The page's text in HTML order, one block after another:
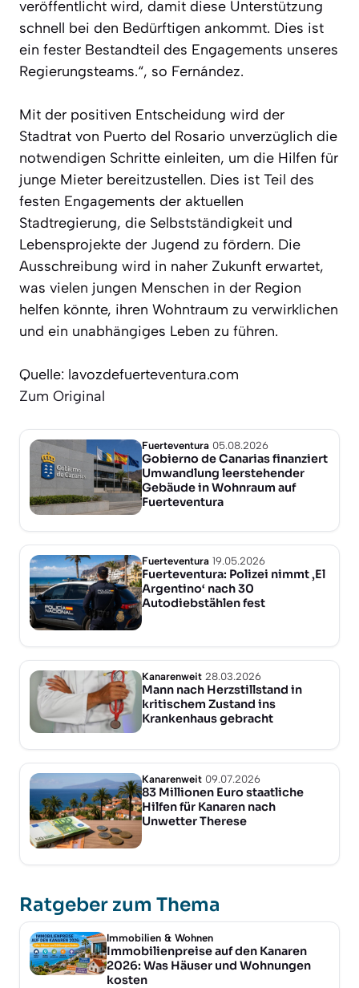
veröffentlicht wird, damit diese Unterstützung
schnell bei den Bedürftigen ankommt. Dies ist
ein fester Bestandteil des Engagements unseres
Regierungsteams.“, so Fernández.
Mit der positiven Entscheidung wird der
Stadtrat von Puerto del Rosario unverzüglich die
notwendigen Schritte einleiten, um die Hilfen für
junge Mieter bereitzustellen. Dies ist Teil des
festen Engagements der aktuellen
Stadtregierung, die Selbstständigkeit und
Lebensprojekte der Jugend zu fördern. Die
Ausschreibung wird in naher Zukunft erwartet,
was vielen jungen Menschen in der Region
helfen könnte, ihren Wohntraum zu verwirklichen
und ein unabhängiges Leben zu führen.
Quelle: lavozdefuerteventura.com
Zum Original
Fuerteventura 05.08.2026
Gobierno de Canarias finanziert
Umwandlung leerstehender
Gebäude in Wohnraum auf
Fuerteventura
Fuerteventura 19.05.2026
Fuerteventura: Polizei nimmt ‚El
Argentino‘ nach 30
Autodiebstählen fest
Kanarenweit 28.03.2026
Mann nach Herzstillstand in
kritischem Zustand ins
Krankenhaus gebracht
Kanarenweit 09.07.2026
83 Millionen Euro staatliche
Hilfen für Kanaren nach
Unwetter Therese
Ratgeber zum Thema
Immobilien & Wohnen
Immobilienpreise auf den Kanaren
2026: Was Häuser und Wohnungen
kosten